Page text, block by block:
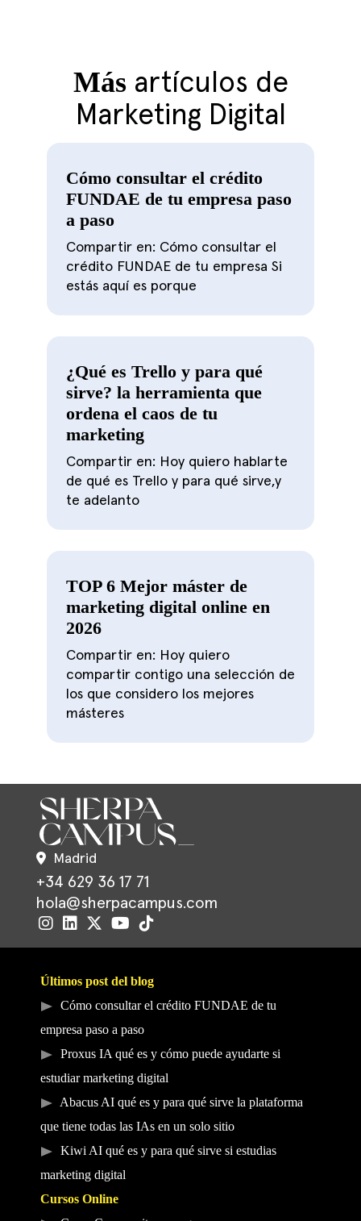
Másartículos de
Marketing Digital
Cómo consultar el crédito
FUNDAE de tu empresa paso
a paso
Compartir en: Cómo consultar el
crédito FUNDAE de tu empresa Si
estás aquí es porque
¿Qué es Trello y para qué
sirve? la herramienta que
ordena el caos de tu
marketing
Compartir en: Hoy quiero hablarte
de qué es Trello y para qué sirve,y
te adelanto
TOP 6 Mejor máster de
marketing digital online en
2026
Compartir en: Hoy quiero
compartir contigo una selección de
los que considero los mejores
másteres
Madrid
+34 629 36 17 71
hola@sherpacampus.com
Últimos post del blog
Cómo consultar el crédito FUNDAE de tu
empresa paso a paso
Proxus IA qué es y cómo puede ayudarte si
estudiar marketing digital
Abacus AI qué es y para qué sirve la plataforma
que tiene todas las IAs en un solo sitio
Kiwi AI qué es y para qué sirve si estudias
marketing digital
Cursos Online